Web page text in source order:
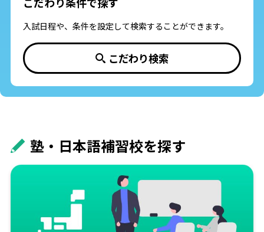
入試日程や、条件を設定して検索することができます。
こだわり検索
塾・日本語補習校を探す